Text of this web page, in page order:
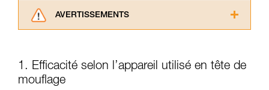
AVERTISSEMENTS
consulter. Vous devez avoir compris les
informations de la notice technique pour
pouvoir comprendre ce complément
1. Efficacité selon l’appareil utilisé en tête de
mouflage